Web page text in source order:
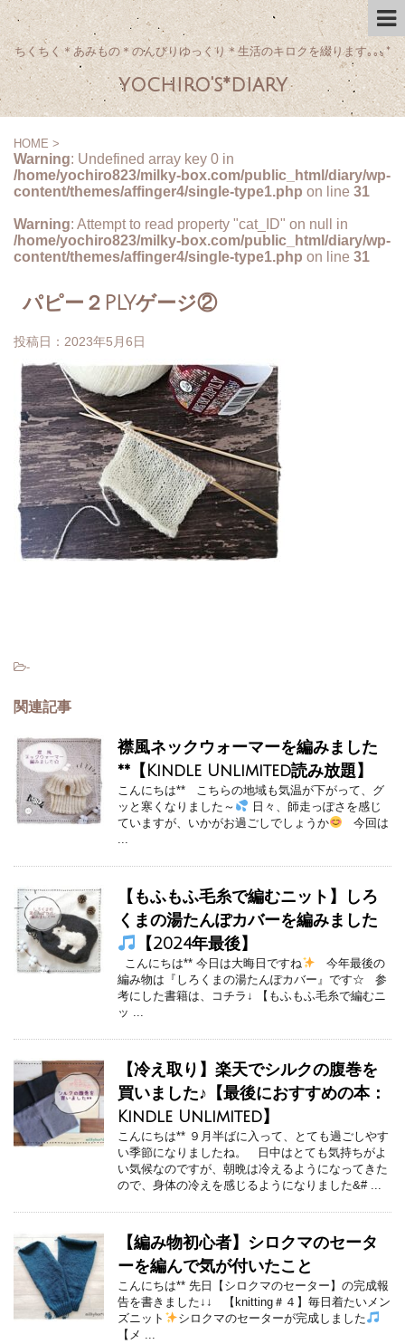
ちくちく＊あみもの＊のんびりゆっくり＊生活のキロクを綴ります｡｡｡*
yochiro's*diary
HOME >
Warning: Undefined array key 0 in
/home/yochiro823/milky-box.com/public_html/diary/wp-
content/themes/affinger4/single-type1.php on line 31
Warning: Attempt to read property "cat_ID" on null in
/home/yochiro823/milky-box.com/public_html/diary/wp-
content/themes/affinger4/single-type1.php on line 31
パピー２PLYゲージ②
投稿日： 2023年5月6日
-
関連記事
襟風ネックウォーマーを編みました
**【Kindle Unlimited読み放題】
こんにちは** こちらの地域も気温が下がって、グ
ッと寒くなりました～
日々、師走っぽさを感じ
ていますが、いかがお過ごしでしょうか
今回は
...
【もふもふ毛糸で編むニット】しろ
くまの湯たんぽカバーを編みました
【2024年最後】
こんにちは** 今日は大晦日ですね
今年最後の
編み物は『しろくまの湯たんぽカバー』です☆ 参
考にした書籍は、コチラ↓ 【もふもふ毛糸で編むニ
ッ ...
【冷え取り】楽天でシルクの腹巻を
買いました♪【最後におすすめの本：
Kindle Unlimited】
こんにちは** ９月半ばに入って、とても過ごしやす
い季節になりましたね。 日中はとても気持ちがよ
い気候なのですが、朝晩は冷えるようになってきた
ので、身体の冷えを感じるようになりました&# ...
【編み物初心者】シロクマのセータ
ーを編んで気が付いたこと
こんにちは** 先日【シロクマのセーター】の完成報
告を書きました↓↓ 【knitting＃４】毎日着たいメン
ズニット
シロクマのセーターが完成しました
【メ ...